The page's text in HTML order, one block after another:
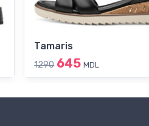
Tamaris
1290 645 MDL